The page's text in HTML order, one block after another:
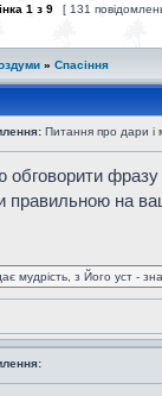
1 з 9 [ 131
» Спасіння
Питання про дари і
обговорити фразу
правильною на
мудрість, з Його уст -